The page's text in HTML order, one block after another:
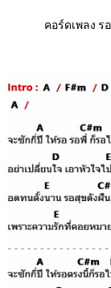
คอร์ดเพลง ร